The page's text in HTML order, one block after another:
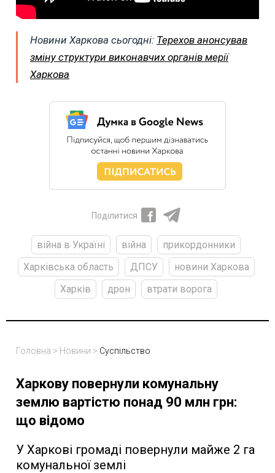
Новини Харкова сьогодні: Терехов анонсував
зміну структури виконавчих органів мерії
Харкова
Поділитися
війна в Україні війна
прикордонники
Харківська область
ДПСУ
новини Харкова
Харків
дрон втрати ворога
Головна > Новини > Суспільство
Харкову повернули комунальну
землю вартістю понад 90 млн грн:
що відомо
У Харкові громаді повернули майже 2 га
комунальної землі